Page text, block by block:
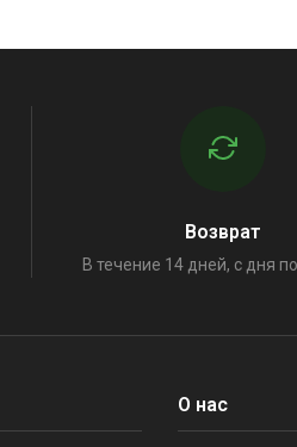
Возврат
В течение 14 дней, с дня
О нас